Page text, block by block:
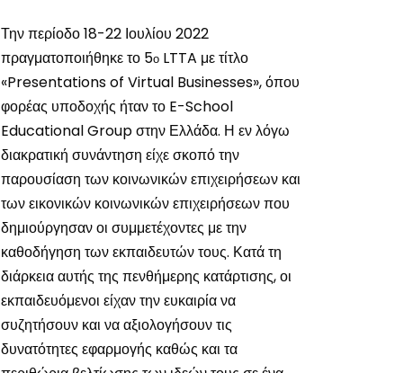
Την περίοδο 18-22 Ιουλίου 2022
πραγματοποιήθηκε το 5ο LTTA με τίτλο
«Presentations of Virtual Businesses», όπου
φορέας υποδοχής ήταν το E-School
Educational Group στην Ελλάδα. Η εν λόγω
διακρατική συνάντηση είχε σκοπό την
παρουσίαση των κοινωνικών επιχειρήσεων και
των εικονικών κοινωνικών επιχειρήσεων που
δημιούργησαν οι συμμετέχοντες με την
καθοδήγηση των εκπαιδευτών τους. Κατά τη
διάρκεια αυτής της πενθήμερης κατάρτισης, οι
εκπαιδευόμενοι είχαν την ευκαιρία να
συζητήσουν και να αξιολογήσουν τις
δυνατότητες εφαρμογής καθώς και τα